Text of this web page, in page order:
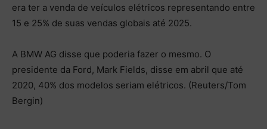
era ter a venda de veículos elétricos representando entre
15 e 25% de suas vendas globais até 2025.
A BMW AG disse que poderia fazer o mesmo. O
presidente da Ford, Mark Fields, disse em abril que até
2020, 40% dos modelos seriam elétricos. (Reuters/Tom
Bergin)